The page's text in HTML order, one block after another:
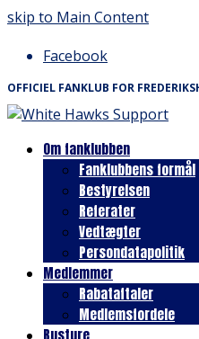
skip to Main Content
Facebook
OFFICIEL FANKLUB FOR
Om fanklubben
Fanklubbens formål
Bestyrelsen
Referater
Vedtægter
Persondatapolitik
Medlemmer
Rabataftaler
Medlemsfordele